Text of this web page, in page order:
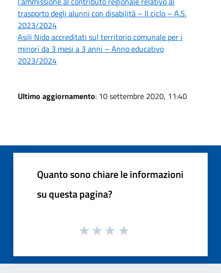
trasporto degli alunni con disabilità – II ciclo – A.S.
2023/2024
Asili Nido accreditati sul territorio comunale per i
minori da 3 mesi a 3 anni – Anno educativo
2023/2024
Ultimo aggiornamento: 10 settembre 2020, 11:40
Quanto sono chiare le informazioni
su questa pagina?